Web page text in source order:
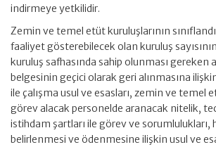
indirmeye yetkilidir.
Zemin ve temel etüt kuruluşlarının
faaliyet gösterebilecek olan kuruluş
kuruluş safhasında sahip olunması gereken
belgesinin geçici olarak geri alınmasına
ile çalışma usul ve esasları, zemin ve temel
görev alacak personelde aranacak nitelik,
istihdam şartları ile görev ve sorumlulukları,
belirlenmesi ve ödenmesine ilişkin usul ve